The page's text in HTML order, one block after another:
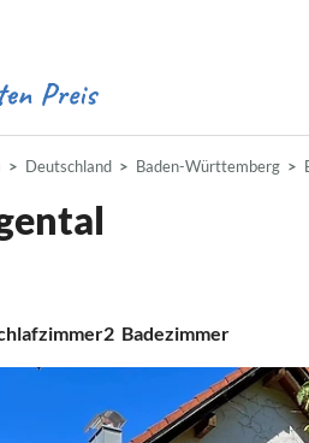
Deutschland Baden-Württemberg
2 Badezimmer